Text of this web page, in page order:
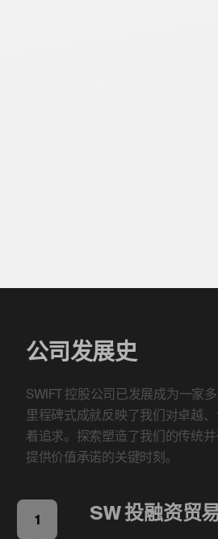
公司发展史
SWIFT 控股公司已发展成为一家
里程碑式成就反映了我们对卓越
着追求。探索塑造了我们的传统
提供价值承诺的关键时刻。
SW 投融资贸
1